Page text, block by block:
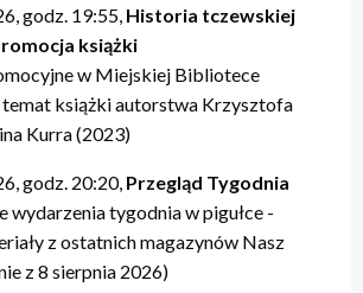
godz. 19:55, Historia tczewskiej
książki
w Miejskiej Bibliotece
temat książki autorstwa Krzysztofa
Kurra (2023)
godz. 20:20, Przegląd Tygodnia
wydarzenia tygodnia w pigułce -
z ostatnich magazynów Nasz
z 8 sierpnia 2026)